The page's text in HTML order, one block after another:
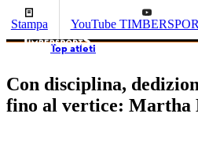
Stampa YouTube
Top atleti
Con disciplina,
fino al vertice: Martha